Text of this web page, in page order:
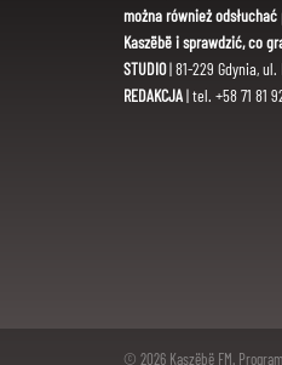
można również
Kaszëbë i sprawdzić, co
STUDIO| 81-229 Gdynia, ul.
REDAKCJA| tel. +58 71 81
© 2026 Kaszëbë FM.